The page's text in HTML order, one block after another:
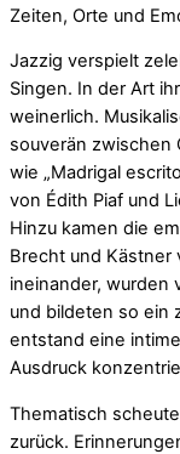
Zeiten, Orte und
Jazzig verspielt
Singen. In der Art
weinerlich.
souverän zwischen
wie „Madrigal
von Édith Piaf und
Hinzu kamen die
Brecht und Kästner
ineinander, wurden
und bildeten so ein
entstand eine
Ausdruck
Thematisch
zurück.